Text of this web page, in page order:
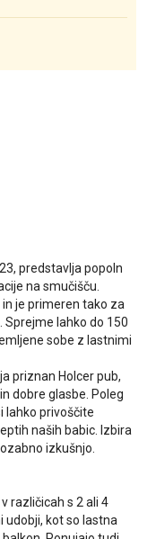
predstavlja popoln
na smučišču.
je primeren tako za
lahko do 150
sobe z lastnimi
priznan Holcer pub,
dobre glasbe. Poleg
lahko privoščite
naših babic. Izbira
izkušnjo.
različicah s 2 ali 4
udobji, kot so lastna